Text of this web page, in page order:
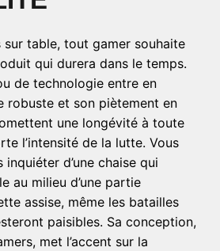
table, tout gamer souhaite
qui durera dans le temps.
de technologie entre en
robuste et son piètement en
une longévité à toute
l’intensité de la lutte. Vous
inquiéter d’une chaise qui
au milieu d’une partie
assise, même les batailles
paisibles. Sa conception,
met l’accent sur la